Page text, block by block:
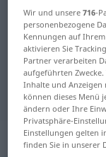
Deutsch-
Deutsch-
Wir und unsere716-
personenbezogene
Kennungen auf
aktivieren Sie
Partner verarbeiten
aufgeführten
Inhalte und Anzeigen
können dieses Menü
ändern oder Ihre
Privatsphäre-
Einstellungen gelten
finden Sie in unserer